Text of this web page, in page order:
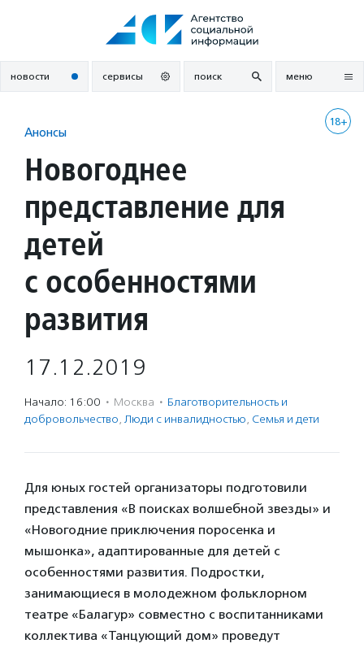
новости сервисы поиск меню
18+
Анонсы
Новогоднее
представление для
детей
с особенностями
развития
17.12.2019
Начало: 16:00 · Москва · Благотвори­тель­ность и
доброволь­чест­во, Люди с инвалидностью, Семья и дети
Для юных гостей организаторы подготовили
представления «В поисках волшебной звезды» и
«Новогодние приключения поросенка и
мышонка», адаптированные для детей с
особенностями развития. Подростки,
занимающиеся в молодежном фольклорном
театре «Балагур» совместно с воспитанниками
коллектива «Танцующий дом» проведут